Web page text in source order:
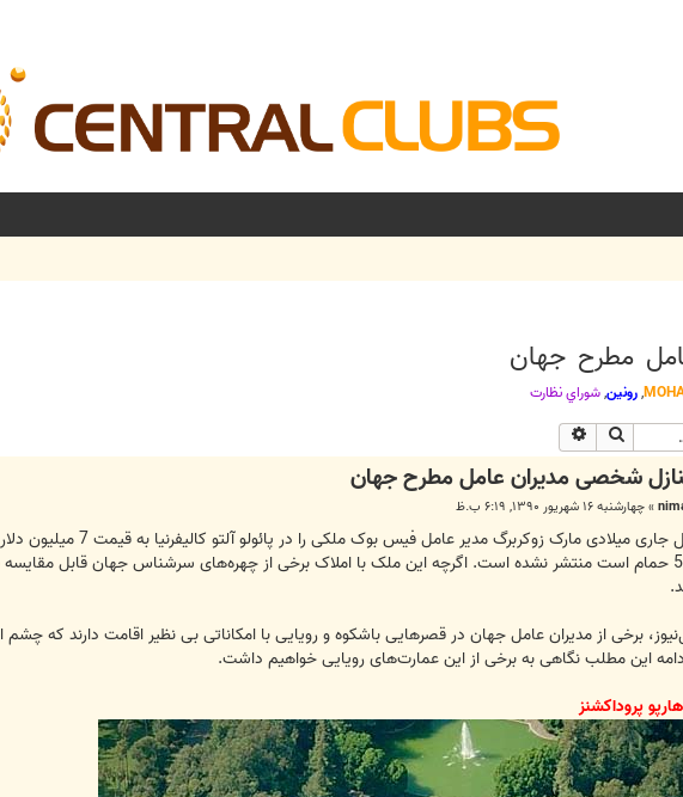
مطرح جهان
,رونین,شوراي نظارت
جستجو
شخصی مدیران عامل مطرح جهان
»چهارشنبه ۱۶ شهریور ۱۳۹۰, ۶:۱۹ ب.ظ
اتاق خواب و 5 حمام است منتشر نشده است. اگرچه این ملک با املاک برخی از چهره‌های سرشناس جهان قابل
برخی از مدیران عامل جهان در قصر‌هایی باشکوه و رویایی با امکاناتی بی نظیر اقامت دارند که چشم
این مطلب نگاهی به برخی از این عمارت‌های رویایی خواهیم داشت.
پروداکشنز